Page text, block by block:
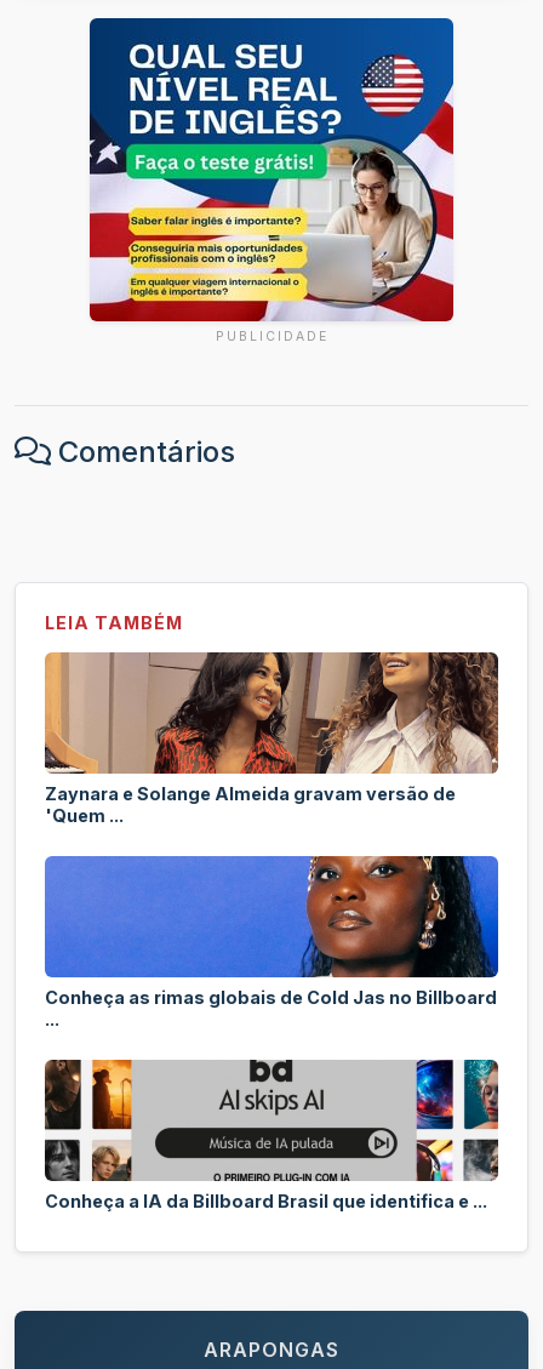
PUBLICIDADE
Comentários
LEIA TAMBÉM
Zaynara e Solange Almeida gravam versão de
'Quem ...
Conheça as rimas globais de Cold Jas no Billboard
...
Conheça a IA da Billboard Brasil que identifica e ...
ARAPONGAS